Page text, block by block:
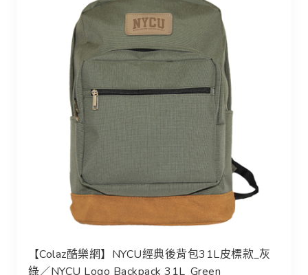
【Colaz酷樂網】NYCU經典後背包31L皮標款_灰綠
【Colaz酷樂網】NYCU經典後背包31L皮標款_灰
綠／NYCU Logo Backpack 31L_Green